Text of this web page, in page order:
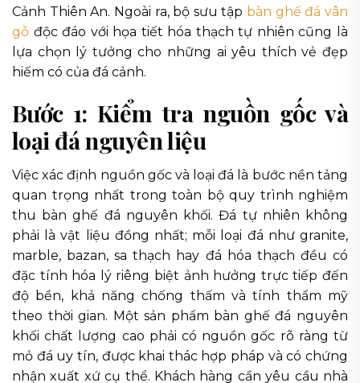
Cảnh Thiên An. Ngoài ra, bộ sưu tập bàn ghế đá vân
gỗ độc đáo với họa tiết hóa thạch tự nhiên cũng là
lựa chọn lý tưởng cho những ai yêu thích vẻ đẹp
hiếm có của đá cảnh.
Bước 1: Kiểm tra nguồn gốc và
loại đá nguyên liệu
Việc xác định nguồn gốc và loại đá là bước nền tảng
quan trọng nhất trong toàn bộ quy trình nghiệm
thu bàn ghế đá nguyên khối. Đá tự nhiên không
phải là vật liệu đồng nhất; mỗi loại đá như granite,
marble, bazan, sa thạch hay đá hóa thạch đều có
đặc tính hóa lý riêng biệt ảnh hưởng trực tiếp đến
độ bền, khả năng chống thấm và tính thẩm mỹ
theo thời gian. Một sản phẩm bàn ghế đá nguyên
khối chất lượng cao phải có nguồn gốc rõ ràng từ
mỏ đá uy tín, được khai thác hợp pháp và có chứng
nhận xuất xứ cụ thể. Khách hàng cần yêu cầu nhà